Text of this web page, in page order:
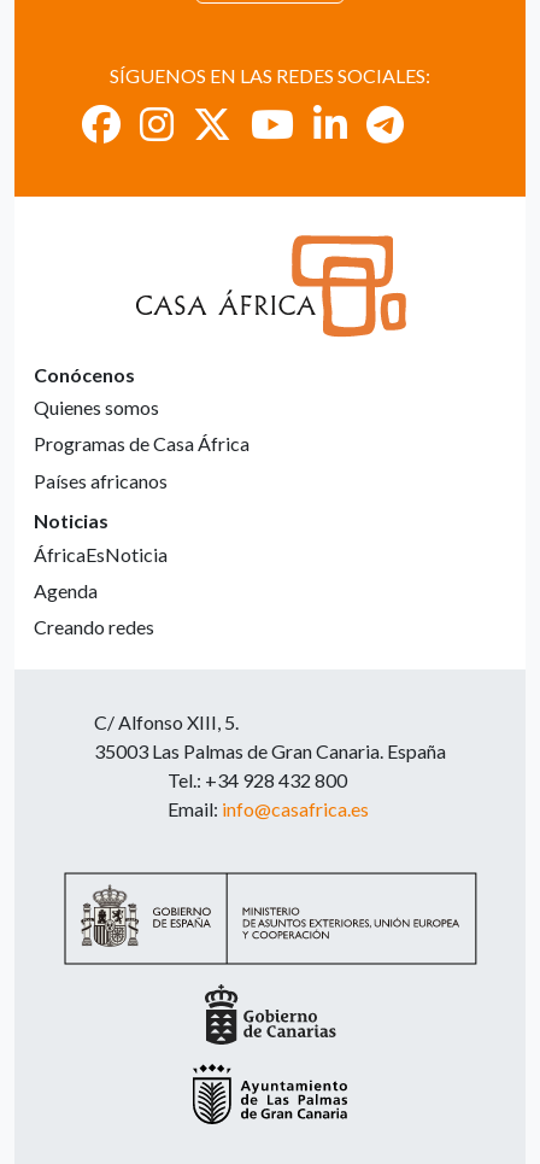
SÍGUENOS EN LAS REDES SOCIALES:
Conócenos
Quienes somos
Programas de Casa África
Países africanos
Noticias
ÁfricaEsNoticia
Agenda
Creando redes
C/ Alfonso XIII, 5.
35003 Las Palmas de Gran Canaria. España
Tel.: +34 928 432 800
Email: info@casafrica.es